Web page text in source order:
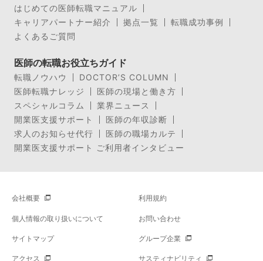
はじめての医師転職マニュアル
キャリアパートナー紹介
拠点一覧
転職成功事例
よくあるご質問
医師の転職お役立ちガイド
転職ノウハウ
DOCTOR’S COLUMN
医師転職ナレッジ
医師の現場と働き方
スペシャルコラム
業界ニュース
開業医支援サポート
医師の年収診断
求人のお知らせ代行
医師の職場カルテ
開業医支援サポート ご利用者インタビュー
会社概要 利用規約
個人情報の取り扱いについて お問い合わせ
サイトマップ グループ企業
アクセス サスティナビリティ